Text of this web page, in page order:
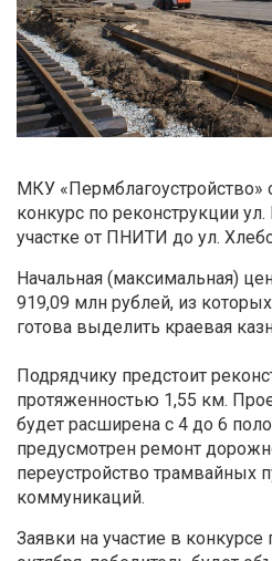
МКУ
конкурс по реконструкции
участке от ПНИТИ до ул.
Начальная (максимальная)
919,09 млн рублей, из
готова выделить краевая
Подрядчику предстоит
протяженностью 1,55 км.
будет расширена с 4 до 6
предусмотрен ремонт
переустройство трамвайных
коммуникаций.
Заявки на участие в